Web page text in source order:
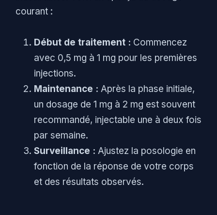
courant :
Début de traitement : Commencez
avec 0,5 mg à 1 mg pour les premières
injections.
Maintenance : Après la phase initiale,
un dosage de 1 mg à 2 mg est souvent
recommandé, injectable une à deux fois
par semaine.
Surveillance : Ajustez la posologie en
fonction de la réponse de votre corps
et des résultats observés.